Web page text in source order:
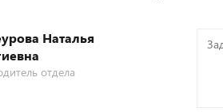
Наталья
отдела